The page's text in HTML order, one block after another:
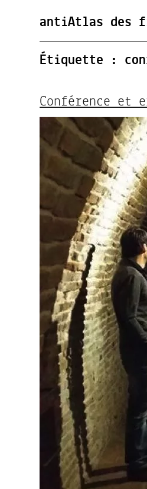
antiAtlas des
Étiquette :
Conférence